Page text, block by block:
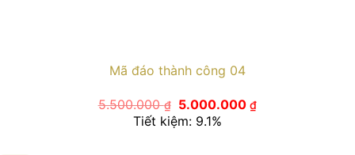
Mã đáo thành công 04
5.500.000₫
Giá
gốc
là:
5.000.000₫Giá
Tiết kiệm: 9.1%